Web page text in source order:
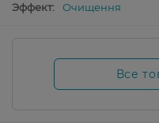
Эффект:
Очищення
Все